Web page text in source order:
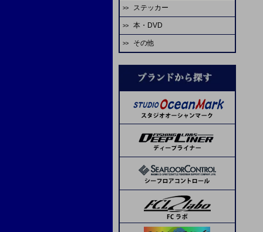
ゴールデンミーン
パームス
ジャンキーワークス
ダイワ
剛樹
リップル
APIA
メジャークラフト
オリムピック
レスターファイン
ミヒロ精機
アベットリール
レスターファイン
オプション
枝豆じぐ
Lots Of Art
ブルーブルー
脇漁具
ヨーヅリ
デュエル
ランブルベイト
ピエールジグ
ジャッカル
K-FLAT
ヤマトヨ
バリバス
ラインコート類
ネイチャーボーイズ
下田漁具
スティンガー
コアマン
ネイヤーボーイズ
SFC
beat
ティクト
ハヤブサ
オーシャンフリーク
タコ用針
剣屋
がまかつ
シマノ
ヴァンフック
ゼスタ
SOM
ステキ針
ネイチャーボーイズ
アシスト工房
CB ONE
ダイワ
ヤマイ
フィッシングファイターズ
糸・チューブ
ヴァンフック
UOSO
デコイ
サンライン
ヤリエ
オーナー
ASS
B.Rig's
エヌティスイベル
フィッシングファイターズ
ボーズレス
ボウズ
デコイ
タカ産業
CB ONE
ライズジャパン
ソルトウォーターボーイズ
reins（スペアパーツ）
ラバーパーツ
スペアフック
SPI ミゾハン
オーシャンフリークス
コーモラン
ティクト
ABU
コーモラン
トライアル
シーフロアコントロール
Avail
ディープライナー
蛸
バス用ライン
ステッカー
本・DVD
その他